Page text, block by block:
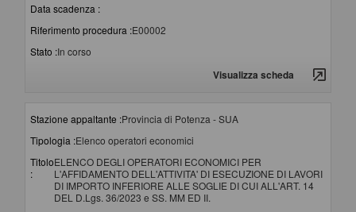
Data scadenza :
Riferimento procedura :E00002
Stato :In corso
Visualizza scheda
Stazione appaltante :Provincia di Potenza - SUA
Tipologia :Elenco operatori economici
Titolo
:
ELENCO DEGLI OPERATORI ECONOMICI PER
L'AFFIDAMENTO DELL'ATTIVITA' DI ESECUZIONE DI LAVORI
DI IMPORTO INFERIORE ALLE SOGLIE DI CUI ALL'ART. 14
DEL D.Lgs. 36/2023 e SS. MM ED II.